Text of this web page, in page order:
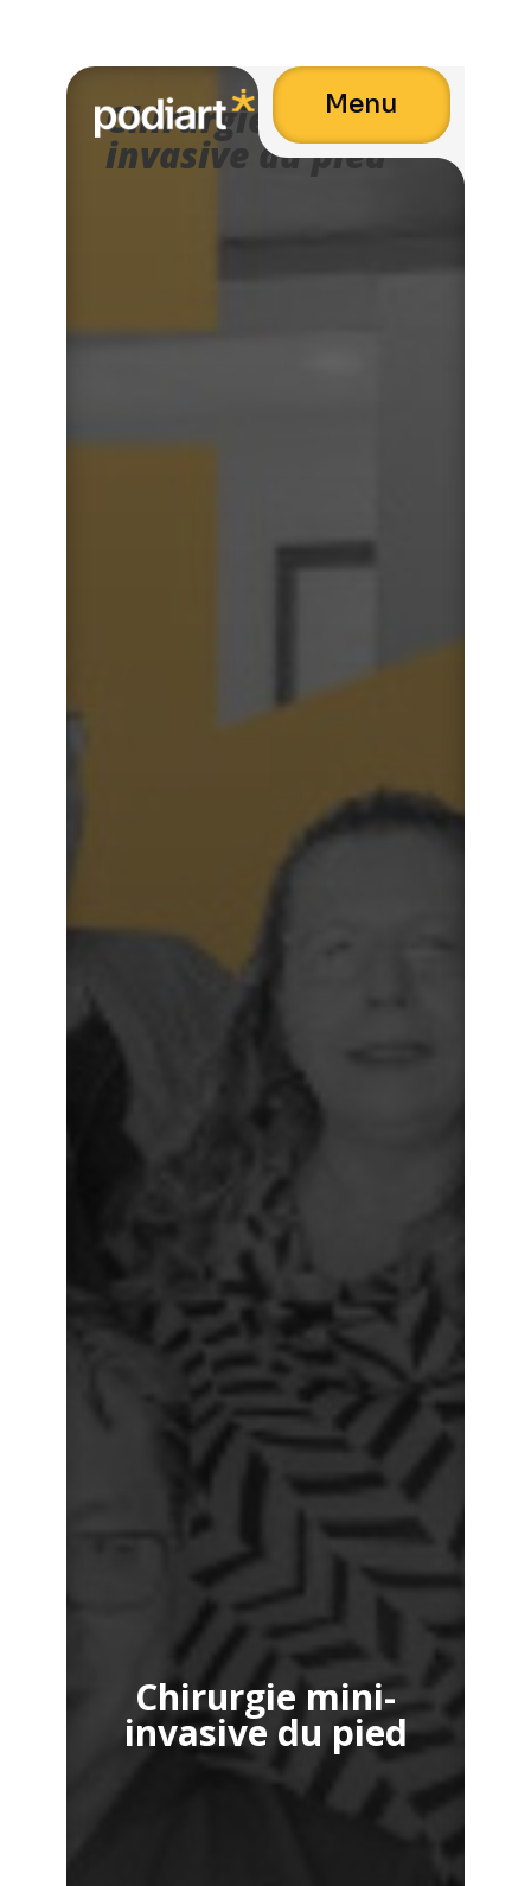
Chirurgie mini-
invasive du pied
Chirurgie mini-
invasive du pied
Menu